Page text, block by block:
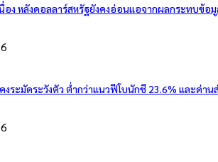
อง หลังดอลลาร์สหรัฐยังคงอ่อนแอจากผลกระทบข้อ
คงระมัดระวังตัว ต่ำกว่าแนวฟีโบนักชี 23.6% และด่า